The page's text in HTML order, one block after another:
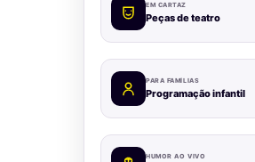
EM CARTAZ
Peças de teatro
PARA FAMÍLIAS
Programação infantil
HUMOR AO VIVO